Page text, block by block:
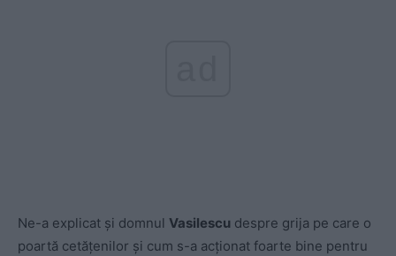
Ne-a explicat și domnul Vasilescu despre grija pe care o
poartă cetățenilor și cum s-a acționat foarte bine pentru